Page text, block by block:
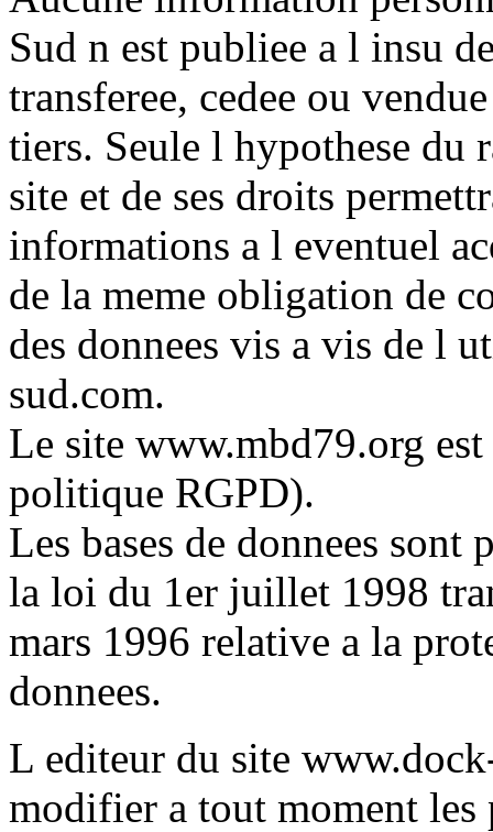
Sud n est publiee a l insu
transferee, cedee ou
tiers. Seule l hypothese du
site et de ses droits
informations a l eventuel
de la meme obligation de
des donnees vis a vis de l
sud.com.
Le site www.mbd79.org
politique RGPD).
Les bases de donnees sont
la loi du 1er juillet 1998
mars 1996 relative a la
donnees.
L editeur du site
modifier a tout moment les